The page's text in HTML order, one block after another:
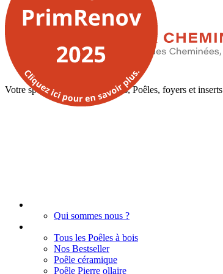
Votre spécialiste des Chéminées, Poêles, foyers et inserts
Qui sommes nous ?
Tous les Poêles à bois
Nos Bestseller
Poêle céramique
Poêle Pierre ollaire